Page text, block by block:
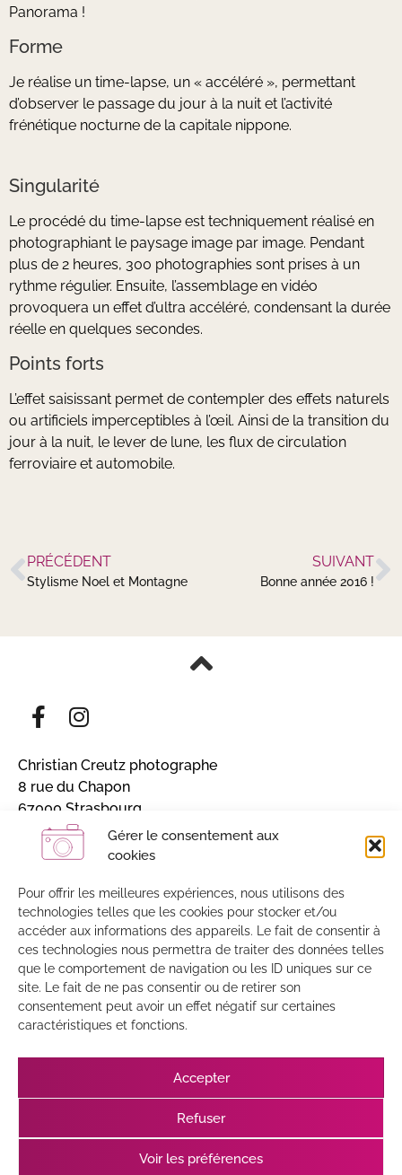
Gérer le consentement aux
cookies
Pour offrir les meilleures expériences, nous utilisons des
technologies telles que les cookies pour stocker et/ou
accéder aux informations des appareils. Le fait de consentir à
ces technologies nous permettra de traiter des données telles
que le comportement de navigation ou les ID uniques sur ce
site. Le fait de ne pas consentir ou de retirer son
consentement peut avoir un effet négatif sur certaines
caractéristiques et fonctions.
Accepter
Refuser
Voir les préférences
Panorama !
Forme
Je réalise un time-lapse, un « accéléré », permettant
d’observer le passage du jour à la nuit et l’activité
frénétique nocturne de la capitale nippone.
Singularité
Le procédé du time-lapse est techniquement réalisé en
photographiant le paysage image par image. Pendant
plus de 2 heures, 300 photographies sont prises à un
rythme régulier. Ensuite, l’assemblage en vidéo
provoquera un effet d’ultra accéléré, condensant la durée
réelle en quelques secondes.
Points forts
L’effet saisissant permet de contempler des effets naturels
ou artificiels imperceptibles à l’œil. Ainsi de la transition du
jour à la nuit, le lever de lune, les flux de circulation
ferroviaire et automobile.
PRÉCÉDENT
Stylisme Noel et Montagne
SUIVANT
Bonne année 2016 !
Christian Creutz photographe
8 rue du Chapon
67000 Strasbourg
Alsace, France
Sans engagement / 4 à 5 lettres par an
J'accepte que mes données soient enregistrées par
MailChimp
JE M'ABONNE